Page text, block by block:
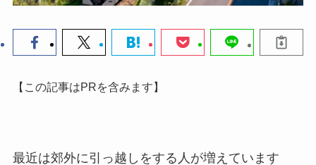
【この記事はPRを含みます】
最近は郊外に引っ越しをする人が増えています